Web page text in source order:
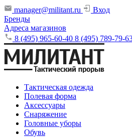
manager@militant.ru
Вход
Бренды
Адреса магазинов
8 (495) 965-60-40 8 (495) 789-79-
Тактическая одежда
Полевая форма
Аксессуары
Снаряжение
Головные уборы
Обувь